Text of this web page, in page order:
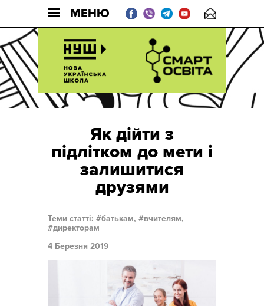
МЕНЮ
Як дійти з
підлітком до мети і
залишитися
друзями
Теми статті: батькам,
вчителям,
директорам
4 Березня 2019